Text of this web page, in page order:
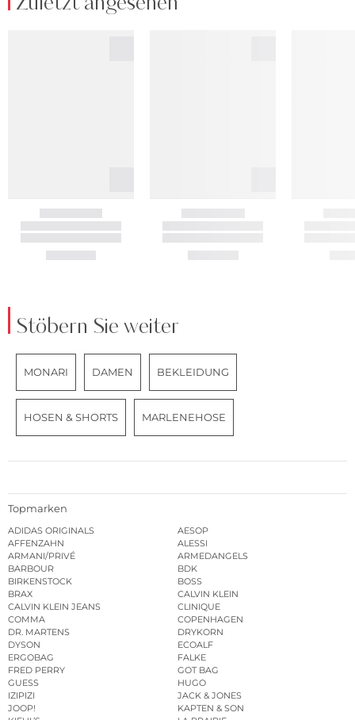
Stöbern Sie weiter
MONARI DAMEN BEKLEIDUNG
HOSEN & SHORTS MARLENEHOSE
Topmarken
ADIDAS ORIGINALS
AESOP
AFFENZAHN
ALESSI
ARMANI/PRIVÉ
ARMEDANGELS
BARBOUR
BDK
BIRKENSTOCK
BOSS
BRAX
CALVIN KLEIN
CALVIN KLEIN JEANS
CLINIQUE
COMMA
COPENHAGEN
DR. MARTENS
DRYKORN
DYSON
ECOALF
ERGOBAG
FALKE
FRED PERRY
GOT BAG
GUESS
HUGO
IZIPIZI
JACK & JONES
JOOP!
KAPTEN & SON